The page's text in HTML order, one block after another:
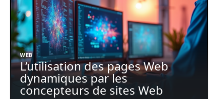
WEB
L’utilisation des pages Web
dynamiques par les
concepteurs de sites Web